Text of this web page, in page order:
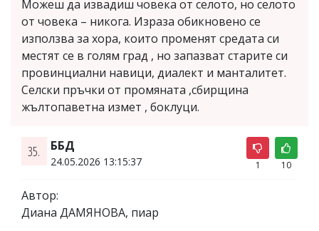
Можеш да извадиш човека от селото, но селото
от човека – никога. Израза обикновено се
използва за хора, които променят средата си
местят се в голям град , но запазват старите си
провинциални навици, диалект и манталитет.
Селски пръчки от промяната ,сбирщина
жълтопаветна измет , боклуци.
35. ББД
24.05.2026 13:15:37 1 10
Автор:
Диана ДАМЯНОВА, пиар